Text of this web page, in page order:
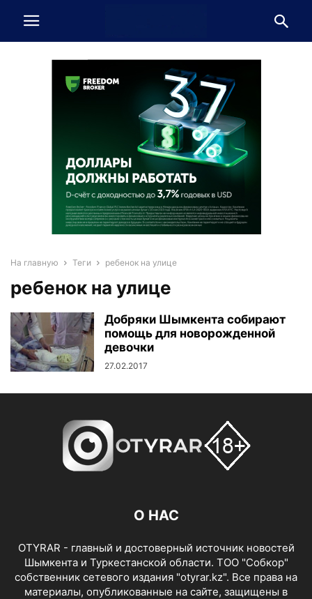
На главную Теги ребенок на улице
ребенок на улице
Добряки Шымкента собирают
помощь для новорожденной
девочки
27.02.2017
О НАС
OTYRAR - главный и достоверный источник новостей
Шымкента и Туркестанской области. ТОО "Собкор"
собственник сетевого издания "otyrar.kz". Все права на
материалы, опубликованные на сайте, защищены в